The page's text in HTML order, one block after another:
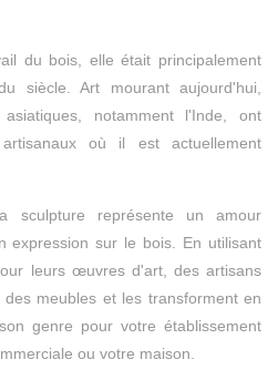
du bois, elle était principalement
siècle. Art mourant aujourd'hui,
notamment l'Inde, ont
où il est actuellement
sculpture représente un amour
expression sur le bois. En utilisant
leurs œuvres d'art, des artisans
meubles et les transforment en
genre pour votre établissement
ou votre maison.